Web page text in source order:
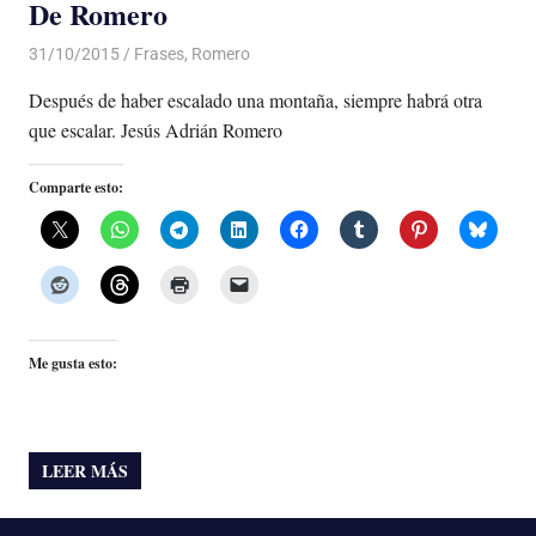
De Romero
31/10/2015 Luis Castellanos
Frases, Romero
Después de haber escalado una montaña, siempre habrá otra
que escalar. Jesús Adrián Romero
Comparte esto:
Me gusta esto:
LEER MÁS